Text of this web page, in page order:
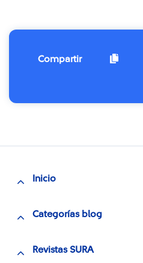
Compartir
Inicio
Categorías blog
Revistas SURA